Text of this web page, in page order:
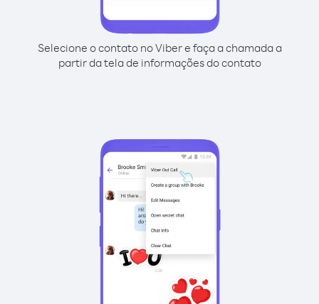
Selecione o contato no Viber e faça a chamada a
partir da tela de informações do contato